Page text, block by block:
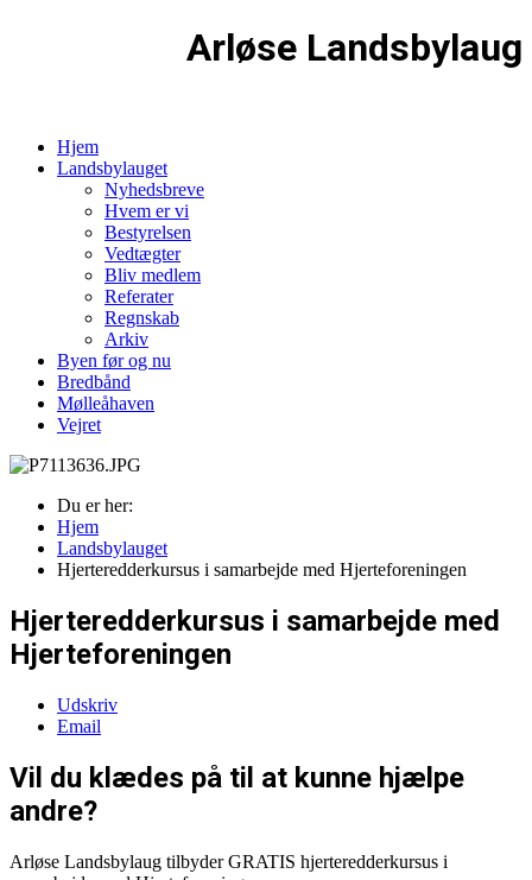
Arløse Landsbylaug
Hjem
Landsbylauget
Nyhedsbreve
Hvem er vi
Bestyrelsen
Vedtægter
Bliv medlem
Referater
Regnskab
Arkiv
Byen før og nu
Bredbånd
Mølleåhaven
Vejret
Du er her:
Hjem
Landsbylauget
Hjerteredderkursus i samarbejde med Hjerteforeningen
Hjerteredderkursus i samarbejde med
Hjerteforeningen
Udskriv
Email
Vil du klædes på til at kunne hjælpe
andre?
Arløse Landsbylaug tilbyder GRATIS hjerteredderkursus i